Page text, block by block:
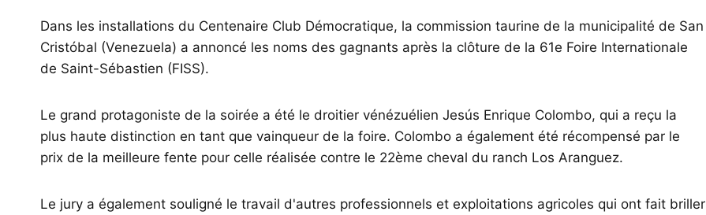
Dans les installations du Centenaire Club Démocratique, la commission taurine de la municipalité de San
Cristóbal (Venezuela) a annoncé les noms des gagnants après la clôture de la 61e Foire Internationale
de Saint-Sébastien (FISS).
Le grand protagoniste de la soirée a été le droitier vénézuélien Jesús Enrique Colombo, qui a reçu la
plus haute distinction en tant que vainqueur de la foire. Colombo a également été récompensé par le
prix de la meilleure fente pour celle réalisée contre le 22ème cheval du ranch Los Aranguez.
Le jury a également souligné le travail d'autres professionnels et exploitations agricoles qui ont fait briller